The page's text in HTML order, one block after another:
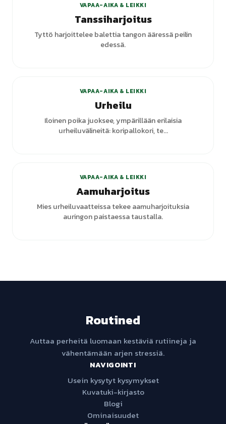
VAPAA-AIKA & LEIKKI
Tanssiharjoitus
Tyttö harjoittelee balettia tangon ääressä peilin
edessä.
VAPAA-AIKA & LEIKKI
Urheilu
Iloinen poika juoksee, ympärillään erilaisia
urheiluvälineitä: koripallokori, te...
VAPAA-AIKA & LEIKKI
Aamuharjoitus
Mies urheiluvaatteissa tekee aamuharjoituksia
auringon paistaessa taustalla.
Routined
Auttaa perheitä luomaan kestäviä rutiineja ja
vähentämään arjen stressiä.
NAVIGOINTI
Usein kysytyt kysymykset
Kuvatuki-kirjasto
Blogi
Ominaisuudet